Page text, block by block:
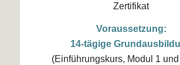
Zertifikat
Voraussetzung:
14-tägige
(Einführungskurs, Modul 1